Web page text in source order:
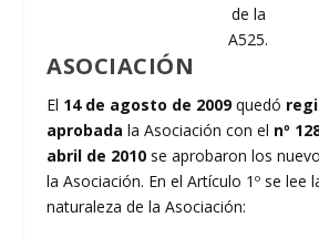
de la
A525.
ASOCIACIÓN
El 14 de agosto de 2009quedó
aprobadala Asociación con el nº
abril de 2010 se aprobaron los
la Asociación. En el Artículo 1º se lee
naturaleza de la Asociación: